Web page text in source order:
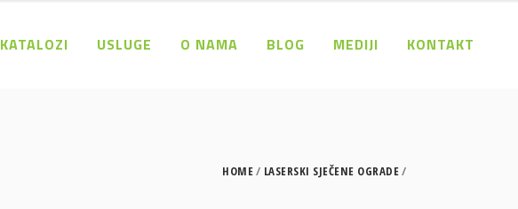
KATALOZI USLUGE O NAMA BLOG MEDIJI KONTAKT
HOME LASERSKI SJEČENE OGRADE